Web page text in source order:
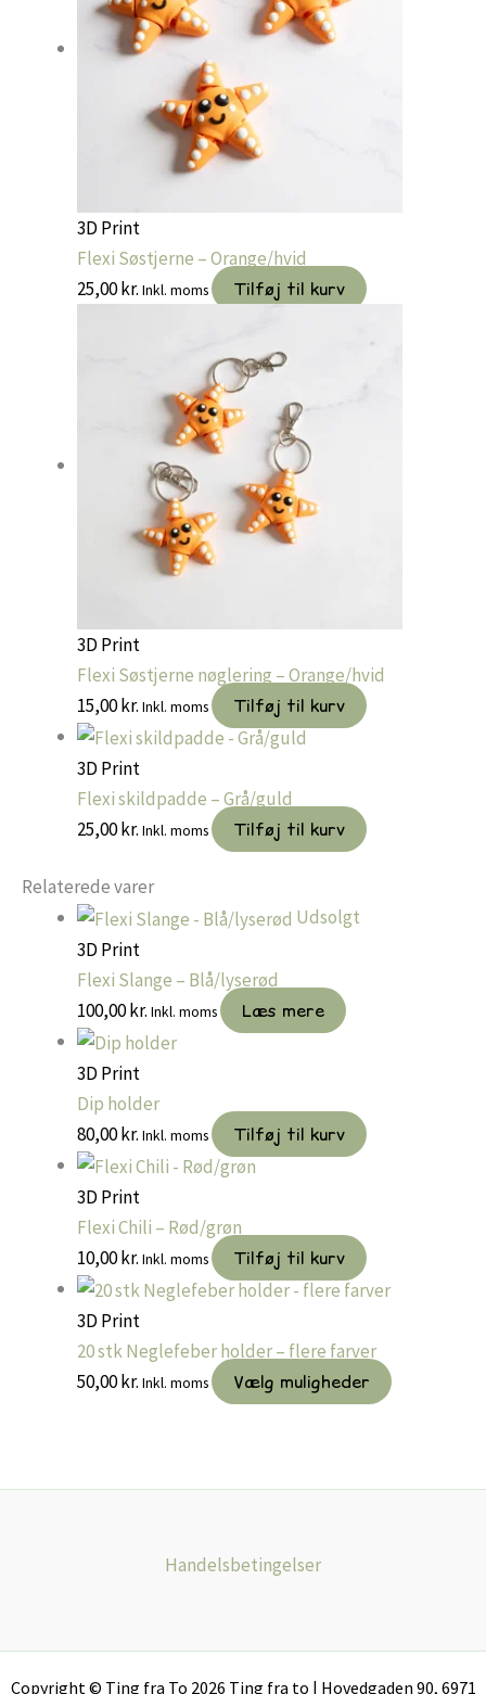
3D Print
Flexi Søstjerne – Orange/hvid
25,00kr. Inkl. moms Tilføj til kurv
3D Print
Flexi Søstjerne nøglering – Orange/hvid
15,00kr. Inkl. moms Tilføj til kurv
3D Print
Flexi skildpadde – Grå/guld
25,00kr. Inkl. moms Tilføj til kurv
Relaterede varer
Udsolgt
3D Print
Flexi Slange – Blå/lyserød
100,00kr. Inkl. moms Læs mere
3D Print
Dip holder
80,00kr. Inkl. moms Tilføj til kurv
3D Print
Flexi Chili – Rød/grøn
10,00kr. Inkl. moms Tilføj til kurv
3D Print
20 stk Neglefeber holder – flere farver
50,00kr. Inkl. moms Vælg muligheder
Dette
varesiden
Handelsbetingelser
Copyright © Ting fra To 2026 Ting fra to | Hovedgaden 90, 6971